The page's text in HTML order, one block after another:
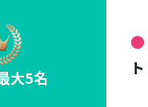
大5名
●
ト